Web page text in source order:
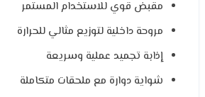
مقبض قوي للاستخدام المستمر
مروحة داخلية لتوزيع مثالي للحرارة
إذابة تجميد عملية وسريعة
شواية دوارة مع ملحقات متكاملة